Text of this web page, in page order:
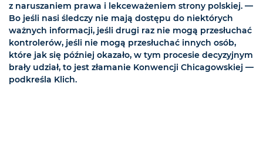
z naruszaniem prawa i lekceważeniem strony polskiej. —
Bo jeśli nasi śledczy nie mają dostępu do niektórych
ważnych informacji, jeśli drugi raz nie mogą przesłuchać
kontrolerów, jeśli nie mogą przesłuchać innych osób,
które jak się później okazało, w tym procesie decyzyjnym
brały udział, to jest złamanie Konwencji Chicagowskiej —
podkreśla Klich.